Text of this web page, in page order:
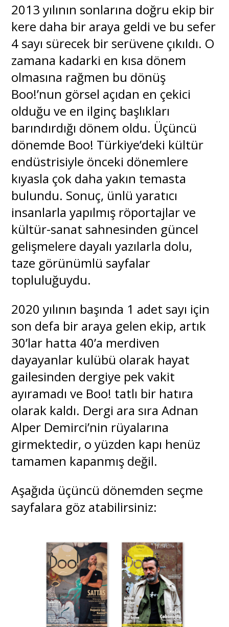
2013 yılının sonlarına doğru ekip bir
kere daha bir araya geldi ve bu sefer
4 sayı sürecek bir serüvene çıkıldı. O
zamana kadarki en kısa dönem
olmasına rağmen bu dönüş
Boo!’nun görsel açıdan en çekici
olduğu ve en ilginç başlıkları
barındırdığı dönem oldu. Üçüncü
dönemde Boo! Türkiye’deki kültür
endüstrisiyle önceki dönemlere
kıyasla çok daha yakın temasta
bulundu. Sonuç, ünlü yaratıcı
insanlarla yapılmış röportajlar ve
kültür-sanat sahnesinden güncel
gelişmelere dayalı yazılarla dolu,
taze görünümlü sayfalar
topluluğuydu.
2020 yılının başında 1 adet sayı için
son defa bir araya gelen ekip, artık
30’lar hatta 40’a merdiven
dayayanlar kulübü olarak hayat
gailesinden dergiye pek vakit
ayıramadı ve Boo! tatlı bir hatıra
olarak kaldı. Dergi ara sıra Adnan
Alper Demirci’nin rüyalarına
girmektedir, o yüzden kapı henüz
tamamen kapanmış değil.
Aşağıda üçüncü dönemden seçme
sayfalara göz atabilirsiniz: